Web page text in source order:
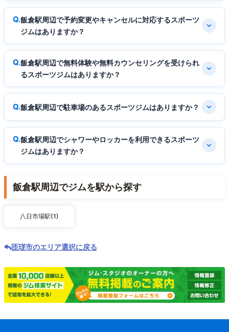
飯倉駅周辺で予約変更やキャンセルに対応するスポーツ
ジムはありますか？
飯倉駅周辺で無料体験や無料カウンセリングを受けられ
るスポーツジムはありますか？
飯倉駅周辺で駐車場のあるスポーツジムはありますか？
飯倉駅周辺でシャワーやロッカーを利用できるスポーツ
ジムはありますか？
飯倉駅周辺でジムを駅から探す
八日市場駅(1)
匝瑳市のエリア選択に戻る